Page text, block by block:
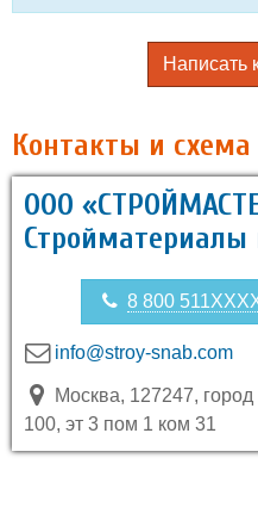
Написать
Контакты и схема
ООО
8 800
info@stroy-snab.com
Москва, 127247,
100, эт 3 пом 1 ком 31